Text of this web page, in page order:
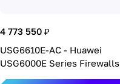
4 773 550 ₽
USG6610E-AC - Huawei
USG6000E Series Firewalls